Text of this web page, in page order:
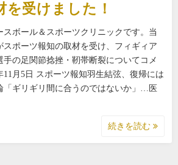
を受けました！
ボール＆スポーツクリニックです。当
スポーツ報知の取材を受け、フィギィア
手の足関節捻挫・靭帯断裂についてコメ
11月5日 スポーツ報知羽生結弦、復帰には
ギリギリ間に合うのではないか」…医
続きを読む